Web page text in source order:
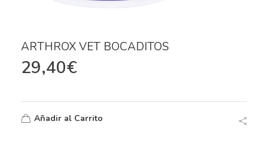
ARTHROX VET BOCADITOS
29,40€
Añadir al Carrito